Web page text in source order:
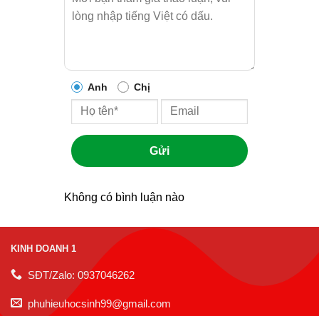
Anh Chị
Gửi
Không có bình luận nào
KINH DOANH 1
SĐT/Zalo: 0937046262
phuhieuhocsinh99@gmail.com